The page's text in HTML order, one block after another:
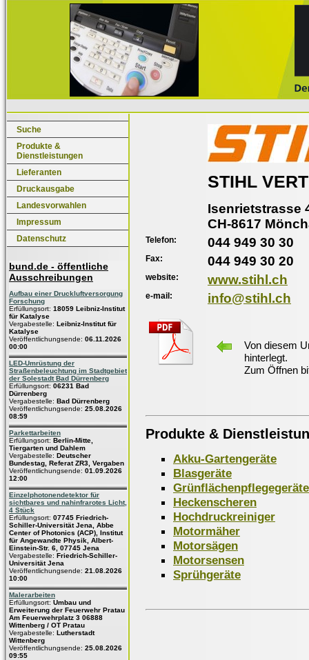
Suche
Produkte &
Dienstleistungen
Lieferanten
Druckausgabe
Landesvorwahlen
Impressum
Datenschutz
bund.de - öffentliche
Ausschreibungen
Aufbau einer Druckluftversorgung
Forschung
Erfüllungsort: 18059 Leibniz-Institut
für Katalyse
Vergabestelle: Leibniz-Institut für
Katalyse
Veröffentlichungsende: 06.11.2026
00:00
LED-Umrüstung der
Straßenbeleuchtung im Stadtgebiet
der Solestadt Bad Dürrenberg
Erfüllungsort: 06231 Bad
Dürrenberg
Vergabestelle: Bad Dürrenberg
Veröffentlichungsende: 25.08.2026
08:59
Parkettarbeiten
Erfüllungsort: Berlin-Mitte,
Tiergarten und Dahlem
Vergabestelle: Deutscher
Bundestag, Referat ZR3, Vergaben
Veröffentlichungsende: 01.09.2026
12:00
Einzelphotonendetektor für
sichtbares und nahinfrarotes Licht,
4 Stück
Erfüllungsort: 07745 Friedrich-
Schiller-Universität Jena, Abbe
Center of Photonics (ACP), Institut
für Angewandte Physik, Albert-
Einstein-Str. 6, 07745 Jena
Vergabestelle: Friedrich-Schiller-
Universität Jena
Veröffentlichungsende: 21.08.2026
10:00
Malerarbeiten
Erfüllungsort: Umbau und
Erweiterung der Feuerwehr Pratau
Am Feuerwehrplatz 3 06888
Wittenberg / OT Pratau
Vergabestelle: Lutherstadt
Wittenberg
Veröffentlichungsende: 25.08.2026
09:55
STIHL
Isenrietstrasse
CH-8617
Telefon: 044 949 30 30
Fax: 044 949 30 20
website: www.stihl.ch
e-mail: info@stihl.ch
Von diesem
hinterlegt.
Zum Öffnen
Produkte &
Akku-Gartengeräte
Blasgeräte
Grünflächenpflegegeräte
Heckenscheren
Hochdruckreiniger
Motormäher
Motorsägen
Motorsensen
Sprühgeräte